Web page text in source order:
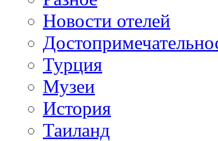
Новости отелей
Турция
Музеи
История
Таиланд